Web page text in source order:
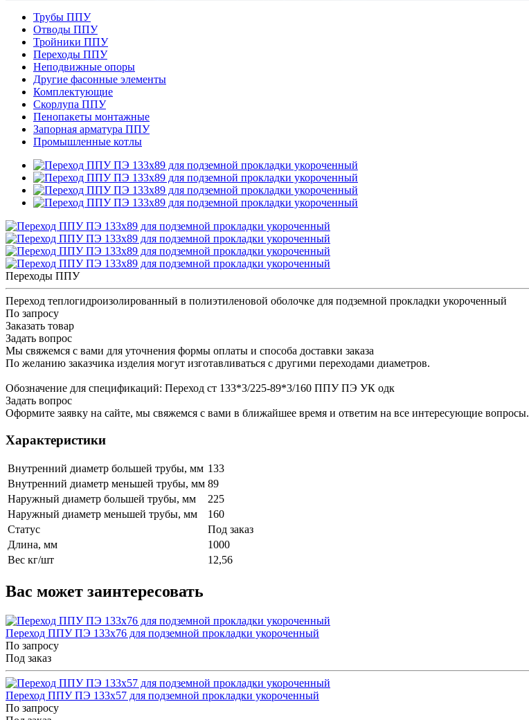
Трубы ППУ
Отводы ППУ
Тройники ППУ
Переходы ППУ
Неподвижные опоры
Другие фасонные элементы
Комплектующие
Скорлупа ППУ
Пенопакеты монтажные
Запорная арматура ППУ
Промышленные котлы
Переходы ППУ
Переход теплогидроизолированный в полиэтиленовой оболочке для подземной прокладки укороченный
По запросу
Заказать товар
Задать вопрос
Мы свяжемся с вами для уточнения формы оплаты и способа доставки заказа
По желанию заказчика изделия могут изготавливаться с другими переходами диаметров.
Обозначение для спецификаций: Переход ст 133*3/225-89*3/160 ППУ ПЭ УК одк
Задать вопрос
Оформите заявку на сайте, мы свяжемся с вами в ближайшее время и ответим на все интересующие вопросы.
Характеристики
Внутренний диаметр большей трубы, мм 133
Внутренний диаметр меньшей трубы, мм 89
Наружный диаметр большей трубы, мм
225
Наружный диаметр меньшей трубы, мм
160
Статус
Под заказ
Длина, мм
1000
Вес кг/шт
12,56
Вас может заинтересовать
Переход ППУ ПЭ 133x76 для подземной прокладки укороченный
По запросу
Под заказ
Переход ППУ ПЭ 133x57 для подземной прокладки укороченный
По запросу